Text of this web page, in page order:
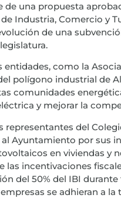
de una propuesta
Industria, Comercio y
de una
entidades, como la
polígono industrial de
comunidades
y mejorar la
representantes del
Ayuntamiento por sus
en viviendas y
las incentivaciones
del 50% del IBI
se adhieran a la